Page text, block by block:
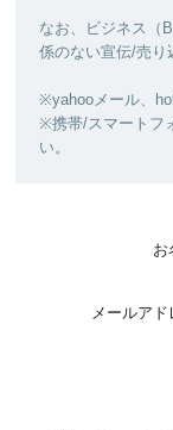
なお、ビジネス（
係のない宣伝/売り
※yahooメール、
※携帯/スマートフ
い。
お
メールアド